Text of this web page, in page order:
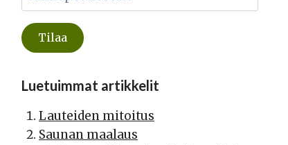
Luetuimmat artikkelit
Lauteiden mitoitus
Saunan maalaus